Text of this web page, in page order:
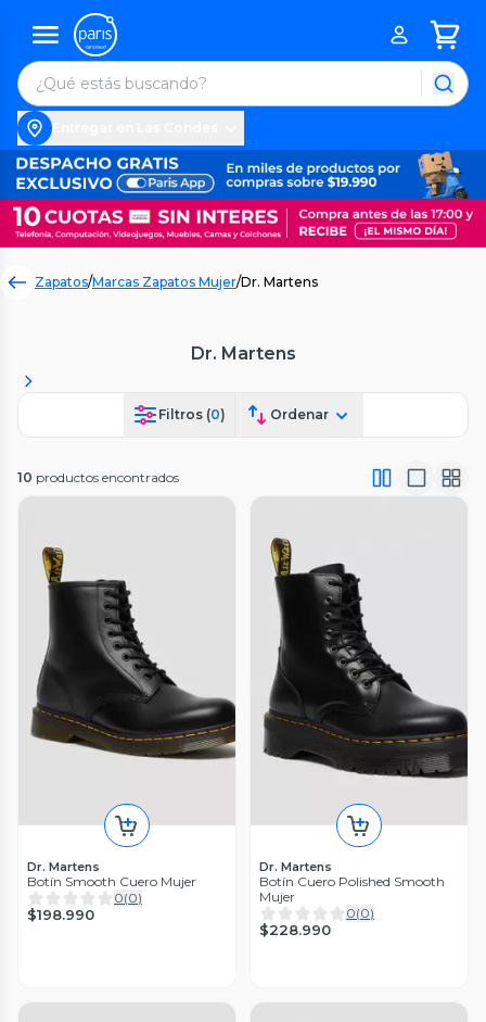
Zapatos/Marcas Zapatos Mujer/Dr. Martens
Dr. Martens
Filtros (0) Ordenar
10 productos encontrados
Dr. Martens
Botín Smooth Cuero Mujer
0(0)
$198.990
Dr. Martens
Botín Cuero Polished Smooth
Mujer
0(0)
$228.990